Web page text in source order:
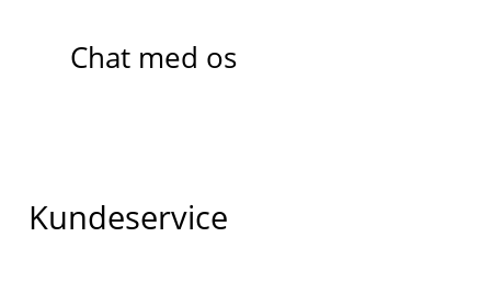
Chat med os
Kundeservice